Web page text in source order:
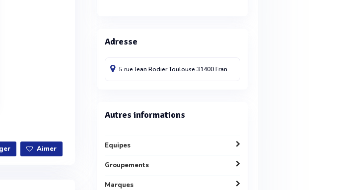
Aimer
Adresse
5 rue Jean RodierToulouse 31400France
Autres informations
Equipes
Groupements
Marques